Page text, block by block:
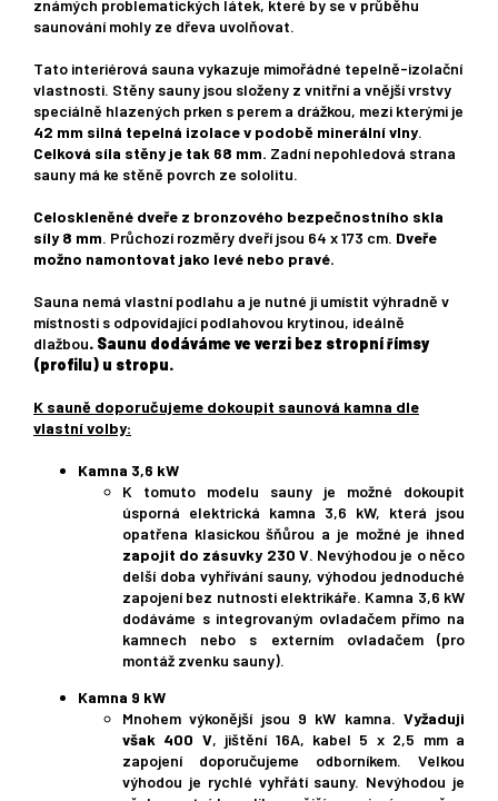
známých problematických látek, které by se v průběhu
saunování mohly ze dřeva uvolňovat.
Tato interiérová sauna vykazuje mimořádné tepelně-izolační
vlastnosti. Stěny sauny jsou složeny z vnitřní a vnější vrstvy
speciálně hlazených prken s perem a drážkou, mezi kterými je
42 mm silná tepelná izolace v podobě minerální vlny.
Celková síla stěny je tak 68 mm. Zadní nepohledová strana
sauny má ke stěně povrch ze sololitu.
Celoskleněné dveře z bronzového bezpečnostního skla
síly 8 mm. Průchozí rozměry dveří jsou 64 x 173 cm. Dveře
možno namontovat jako levé nebo pravé.
Sauna nemá vlastní podlahu a je nutné ji umístit výhradně v
místnosti s odpovídající podlahovou krytinou, ideálně
dlažbou. Saunu dodáváme ve verzi bez stropní římsy
(profilu) u stropu.
K sauně doporučujeme dokoupit saunová kamna dle
vlastní volby:
Kamna 3,6 kW
K tomuto modelu sauny je možné dokoupit
úsporná elektrická kamna 3,6 kW, která jsou
opatřena klasickou šňůrou a je možné je ihned
zapojit do zásuvky 230 V. Nevýhodou je o něco
delší doba vyhřívání sauny, výhodou jednoduché
zapojení bez nutnosti elektrikáře. Kamna 3,6 kW
dodáváme s integrovaným ovladačem přímo na
kamnech nebo s externím ovladačem (pro
montáž zvenku sauny).
Kamna 9 kW
Mnohem výkonější jsou 9 kW kamna. Vyžaduji
však 400 V, jištění 16A, kabel 5 x 2,5 mm a
zapojení doporučujeme odborníkem. Velkou
výhodou je rychlé vyhřátí sauny. Nevýhodou je